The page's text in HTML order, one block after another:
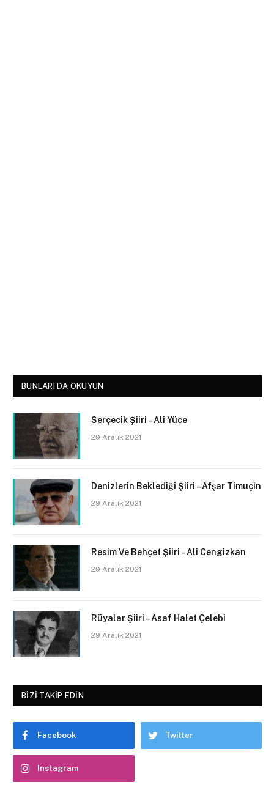
BUNLARI DA OKUYUN
Serçecik Şiiri – Ali Yüce
29 Aralık 2021
Denizlerin Beklediği Şiiri – Afşar Timuçin
29 Aralık 2021
Resim Ve Behçet Şiiri – Ali Cengizkan
29 Aralık 2021
Rüyalar Şiiri – Asaf Halet Çelebi
29 Aralık 2021
BIZI TAKIP EDIN
Facebook Twitter
Instagram